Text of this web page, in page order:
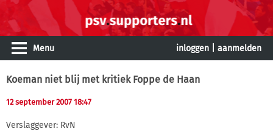
Menu inloggen aanmelden
Koeman niet blij met kritiek Foppe de Haan
12 september 2007 18:47
Verslaggever: RvN